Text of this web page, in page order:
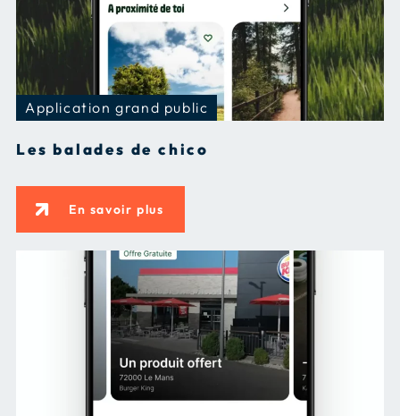
Application grand public
Les balades de chico
En savoir plus